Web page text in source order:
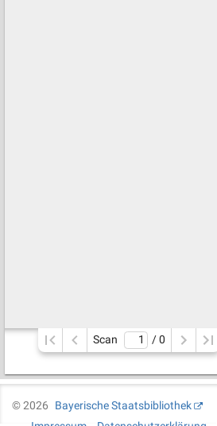
Scan / 0
©2026
Bayerische Staatsbibliothek